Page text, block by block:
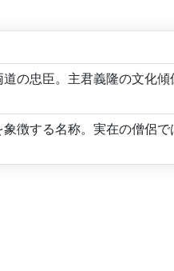
の忠臣。主君義隆の文化
徴する名称。実在の僧侶